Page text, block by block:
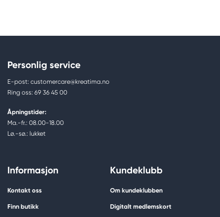
Personlig service
E-post: customercare@kreatima.no
Ring oss: 69 36 45 00
Åpningstider:
Ma.-fr.: 08.00-18.00
Lø.-sø.: lukket
Informasjon
Kontakt oss
Finn butikk
Kundeklubb
Om kundeklubben
Digitalt medlemskort